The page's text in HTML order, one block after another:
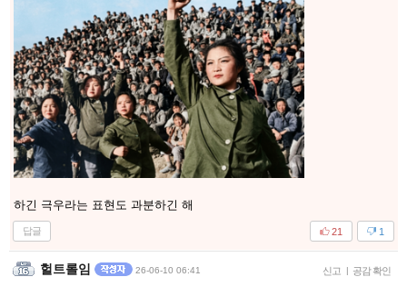
하긴 극우라는 표현도 과분하긴 해
답글 1
21
헐트롤임 26-06-10 06:41 신고 공감 확인